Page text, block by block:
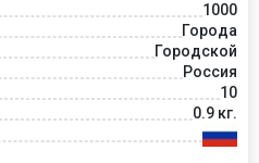
1000
Города
Городской
Россия
10
0.9 кг.